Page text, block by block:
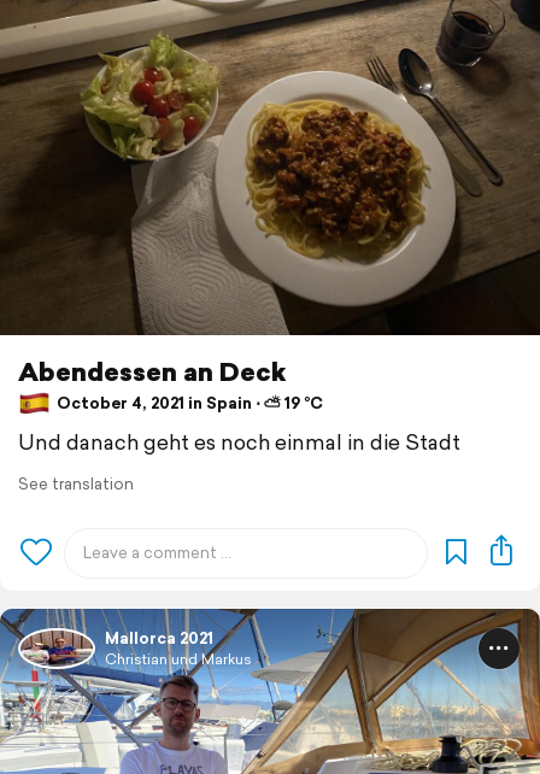
Abendessen an Deck
October 4, 2021 in Spain ⋅ ⛅ 19 °C
Und danach geht es noch einmal in die Stadt
See translation
Mallorca 2021
Christian und Markus